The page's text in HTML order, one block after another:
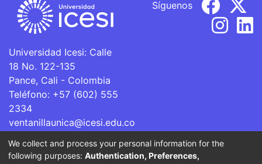
Universidad Icesi: Calle
18 No. 122-135
Pance, Cali - Colombia
Teléfono: +57 (602) 555
2334
ventanillaunica@icesi.edu.co
Síguenos
La Universidad Icesi es una Institución de Educación
We collect and process your personal information for the
following purposes: Authentication, Preferences,